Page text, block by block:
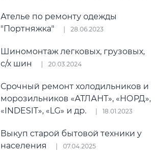
Ателье по ремонту одежды
"Портняжка"
28.06.2023
Шиномонтаж легковых, грузовых,
с/х шин
20.03.2024
Срочный ремонт холодильников и
морозильников «АТЛАНТ», «НОРД»,
«INDESIT», «LG» и др.
18.01.2023
Выкуп старой бытовой техники у
населения
07.04.2025